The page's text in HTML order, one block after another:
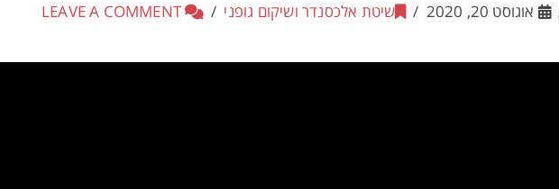
אוגוסט 20, 2020 שיטת אלכסנדר ושיקום גופני LEAVE A COMMENT